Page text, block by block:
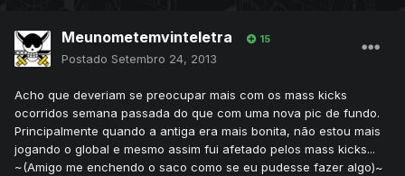
Meunometemvinteletra 15
Postado Setembro 24, 2013
Acho que deveriam se preocupar mais com os mass kicks
ocorridos semana passada do que com uma nova pic de fundo.
Principalmente quando a antiga era mais bonita, não estou mais
jogando o global e mesmo assim fui afetado pelos mass kicks...
~(Amigo me enchendo o saco como se eu pudesse fazer algo)~